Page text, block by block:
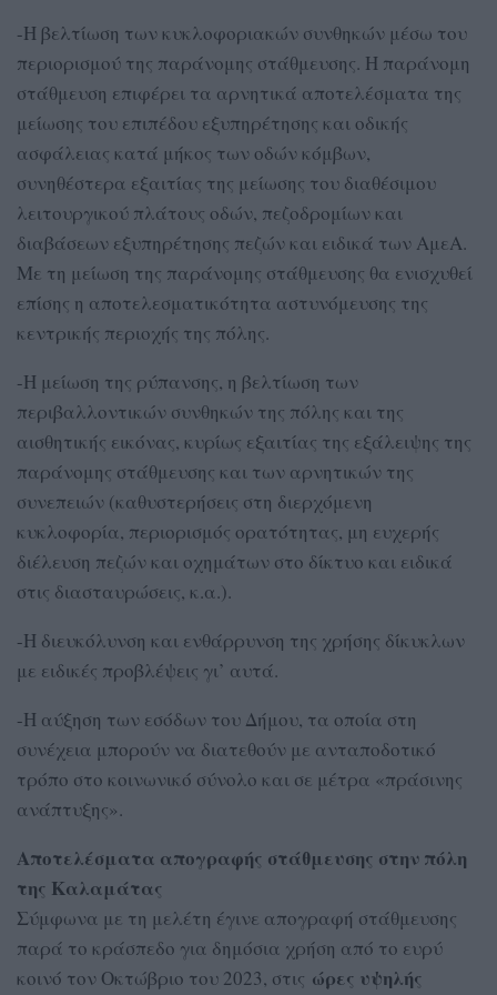
-Η βελτίωση των κυκλοφοριακών συνθηκών μέσω του
περιορισμού της παράνομης στάθμευσης. Η παράνομη
στάθμευση επιφέρει τα αρνητικά αποτελέσματα της
μείωσης του επιπέδου εξυπηρέτησης και οδικής
ασφάλειας κατά μήκος των οδών κόμβων,
συνηθέστερα εξαιτίας της μείωσης του διαθέσιμου
λειτουργικού πλάτους οδών, πεζοδρομίων και
διαβάσεων εξυπηρέτησης πεζών και ειδικά των ΑμεΑ.
Με τη μείωση της παράνομης στάθμευσης θα ενισχυθεί
επίσης η αποτελεσματικότητα αστυνόμευσης της
κεντρικής περιοχής της πόλης.
-Η μείωση της ρύπανσης, η βελτίωση των
περιβαλλοντικών συνθηκών της πόλης και της
αισθητικής εικόνας, κυρίως εξαιτίας της εξάλειψης της
παράνομης στάθμευσης και των αρνητικών της
συνεπειών (καθυστερήσεις στη διερχόμενη
κυκλοφορία, περιορισμός ορατότητας, μη ευχερής
διέλευση πεζών και οχημάτων στο δίκτυο και ειδικά
στις διασταυρώσεις, κ.α.).
-Η διευκόλυνση και ενθάρρυνση της χρήσης δίκυκλων
με ειδικές προβλέψεις γι’ αυτά.
-Η αύξηση των εσόδων του Δήμου, τα οποία στη
συνέχεια μπορούν να διατεθούν με ανταποδοτικό
τρόπο στο κοινωνικό σύνολο και σε μέτρα «πράσινης
ανάπτυξης».
Αποτελέσματα απογραφής στάθμευσης στην πόλη
της Καλαμάτας
Σύμφωνα με τη μελέτη έγινε απογραφή στάθμευσης
παρά το κράσπεδο για δημόσια χρήση από το ευρύ
κοινό τον Οκτώβριο του 2023, στις ώρες υψηλής